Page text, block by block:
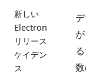
新しい
Electron
リリース
ケイデン
ス